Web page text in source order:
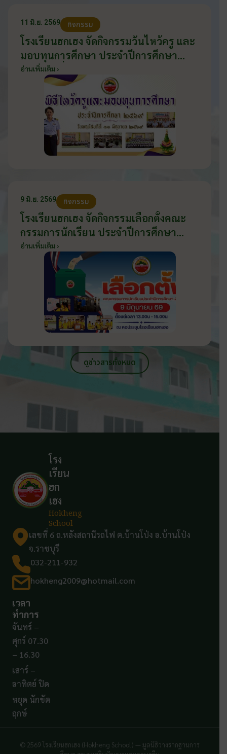
11 มิ.ย. 2569 กิจกรรม
โรงเรียนฮกเฮง จัดกิจกรรมวันไหว้ครู และ
มอบทุนการศึกษา ประจำปีการศึกษา
2569 วันที่ 11 มิถุนายน 2569
อ่านเพิ่มเติม ›
9 มิ.ย. 2569 กิจกรรม
โรงเรียนฮกเฮง จัดกิจกรรมเลือกตั้งคณะ
กรรมการนักเรียน ประจำปีการศึกษา
2569 ส่งเสริมประชาธิปไตยในโรงเรียน
วันที่ 9 มิถุนายน 2569
อ่านเพิ่มเติม ›
ดูข่าวสารทั้งหมด
โรง
เรียน
ฮก
เฮง
Hokheng
School
เลขที่ 6 ถ.หลังสถานีรถไฟ ต.บ้านโป่ง อ.บ้านโป่ง
จ.ราชบุรี
032-211-932
hokheng2009@hotmail.com
เวลา
ทำการ
จันทร์ –
ศุกร์ 07.30
– 16.30
เสาร์ –
อาทิตย์ ปิด
หยุด นักขัต
ฤกษ์
© 2569 โรงเรียนฮกเฮง (Hokheng School) — มูลนิธิวางรากฐานการ